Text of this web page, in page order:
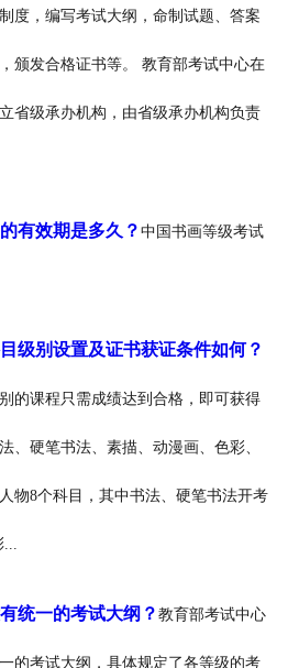
度，编写考试大纲，命制试题、答案
颁发合格证书等。 教育部考试中心在
省级承办机构，由省级承办机构负责
有效期是多久？ 中国书画等级考试
级别设置及证书获证条件如何？
的课程只需成绩达到合格，即可获得
、硬笔书法、素描、动漫画、色彩、
物8个科目，其中书法、硬笔书法开考
...
统一的考试大纲？ 教育部考试中心
的考试大纲，具体规定了各等级的考